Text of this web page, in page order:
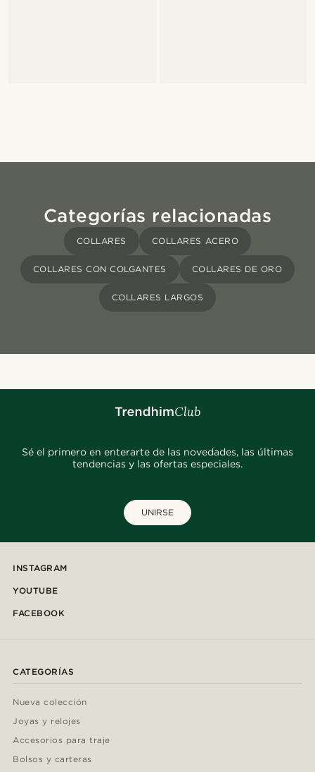
Categorías relacionadas
COLLARES COLLARES ACERO
COLLARES CON COLGANTES COLLARES DE ORO
COLLARES LARGOS
Sé el primero en enterarte de las novedades, las últimas
tendencias y las ofertas especiales.
UNIRSE
INSTAGRAM
YOUTUBE
FACEBOOK
CATEGORÍAS
Nueva colección
Joyas y relojes
Accesorios para traje
Bolsos y carteras